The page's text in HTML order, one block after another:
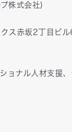
株式会社)
ス赤坂2丁目ビル
ナル人材支援、